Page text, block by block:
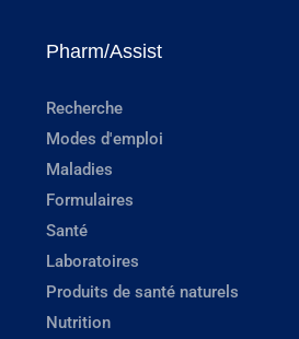
Pharm/Assist
Recherche
Modes d'emploi
Maladies
Formulaires
Santé
Laboratoires
Produits de santé naturels
Nutrition